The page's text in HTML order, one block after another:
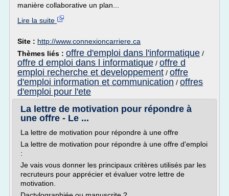
manière collaborative un plan...
Lire la suite
Site : http://www.connexioncarriere.ca
Thèmes liés : offre d'emploi dans l'informatique /
offre d emploi dans l informatique / offre d
emploi recherche et developpement / offre
d'emploi information et communication / offres
d'emploi pour l'ete
La lettre de motivation pour répondre à
une offre - Le ...
La lettre de motivation pour répondre à une offre
La lettre de motivation pour répondre à une offre d'emploi
:
Je vais vous donner les principaux critères utilisés par les
recruteurs pour apprécier et évaluer votre lettre de
motivation.